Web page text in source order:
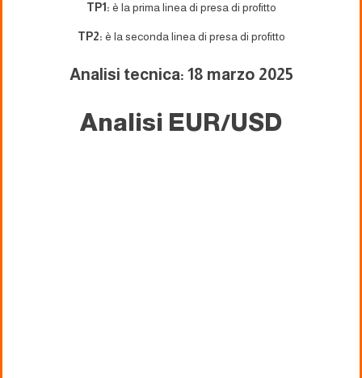
TP1: è la prima linea di presa di profitto
TP2: è la seconda linea di presa di profitto
Analisi tecnica: 18 marzo 2025
Analisi EUR/USD